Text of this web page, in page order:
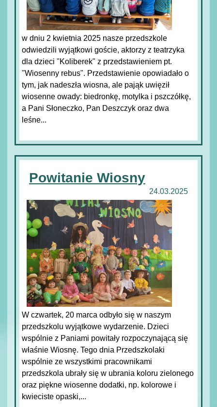
w dniu 2 kwietnia 2025 nasze przedszkole
odwiedzili wyjątkowi goście, aktorzy z teatrzyka
dla dzieci "Koliberek" z przedstawieniem pt.
"Wiosenny rebus". Przedstawienie opowiadało o
tym, jak nadeszła wiosna, ale pająk uwięził
wiosenne owady: biedronkę, motylka i pszczółkę,
a Pani Słoneczko, Pan Deszczyk oraz dwa
leśne...
Powitanie Wiosny
24.03.2025
W czwartek, 20 marca odbyło się w naszym
przedszkolu wyjątkowe wydarzenie. Dzieci
wspólnie z Paniami powitały rozpoczynającą się
właśnie Wiosnę. Tego dnia Przedszkolaki
wspólnie ze wszystkimi pracownikami
przedszkola ubrały się w ubrania koloru zielonego
oraz piękne wiosenne dodatki, np. kolorowe i
kwieciste opaski,...